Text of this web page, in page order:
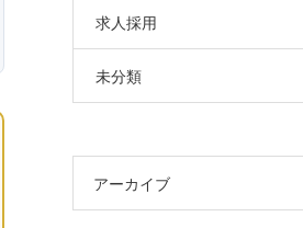
求人採用
未分類
アーカイブ